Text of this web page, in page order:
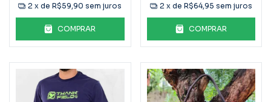
2 x deR$59,90 sem juros
COMPRAR
2 x de R$64,95 sem juros
COMPRAR